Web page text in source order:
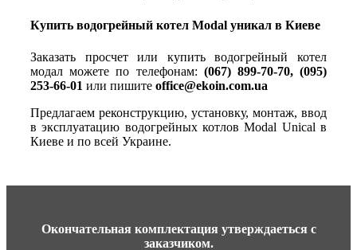
Купить водогрейный котел Modal уникал в Киеве
Заказать просчет или купить водогрейный котел
модал можете по телефонам: (067) 899-70-70, (095)
253-66-01 или пишите office@ekoin.com.ua
Предлагаем реконструкцию, установку, монтаж, ввод
в эксплуатацию водогрейных котлов Modal Unical в
Киеве и по всей Украине.
Окончательная комплектация утверждаеться с
заказчиком.